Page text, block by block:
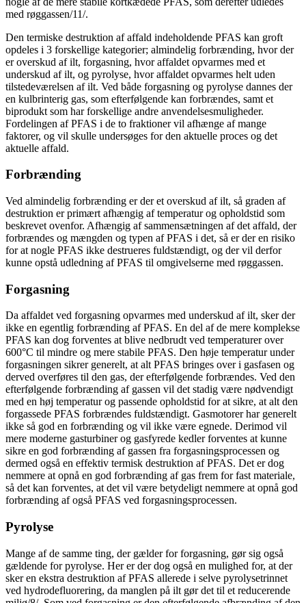
med røggassen/11/.
Den termiske destruktion af affald indeholdende PFAS kan groft
opdeles i 3 forskellige kategorier; almindelig forbrænding, hvor der
er overskud af ilt, forgasning, hvor affaldet opvarmes med et
underskud af ilt, og pyrolyse, hvor affaldet opvarmes helt uden
tilstedeværelsen af ilt. Ved både forgasning og pyrolyse dannes der
en kulbrinterig gas, som efterfølgende kan forbrændes, samt et
biprodukt som har forskellige andre anvendelsesmuligheder.
Fordelingen af PFAS i de to fraktioner vil afhænge af mange
faktorer, og vil skulle undersøges for den aktuelle proces og det
aktuelle affald.
Forbrænding
Ved almindelig forbrænding er der et overskud af ilt, så graden af
destruktion er primært afhængig af temperatur og opholdstid som
beskrevet ovenfor. Afhængig af sammensætningen af det affald, der
forbrændes og mængden og typen af PFAS i det, så er der en risiko
for at nogle PFAS ikke destrueres fuldstændigt, og der vil derfor
kunne opstå udledning af PFAS til omgivelserne med røggassen.
Forgasning
Da affaldet ved forgasning opvarmes med underskud af ilt, sker der
ikke en egentlig forbrænding af PFAS. En del af de mere komplekse
PFAS kan dog forventes at blive nedbrudt ved temperaturer over
600°C til mindre og mere stabile PFAS. Den høje temperatur under
forgasningen sikrer generelt, at alt PFAS bringes over i gasfasen og
derved overføres til den gas, der efterfølgende forbrændes. Ved den
efterfølgende forbrænding af gassen vil det stadig være nødvendigt
med en høj temperatur og passende opholdstid for at sikre, at alt den
forgassede PFAS forbrændes fuldstændigt. Gasmotorer har generelt
ikke så god en forbrænding og vil ikke være egnede. Derimod vil
mere moderne gasturbiner og gasfyrede kedler forventes at kunne
sikre en god forbrænding af gassen fra forgasningsprocessen og
dermed også en effektiv termisk destruktion af PFAS. Det er dog
nemmere at opnå en god forbrænding af gas frem for fast materiale,
så det kan forventes, at det vil være betydeligt nemmere at opnå god
forbrænding af også PFAS ved forgasningsprocessen.
Pyrolyse
Mange af de samme ting, der gælder for forgasning, gør sig også
gældende for pyrolyse. Her er der dog også en mulighed for, at der
sker en ekstra destruktion af PFAS allerede i selve pyrolysetrinnet
ved hydrodefluorering, da manglen på ilt gør det til et reducerende